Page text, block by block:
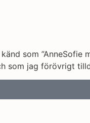
som
som jag förövrigt